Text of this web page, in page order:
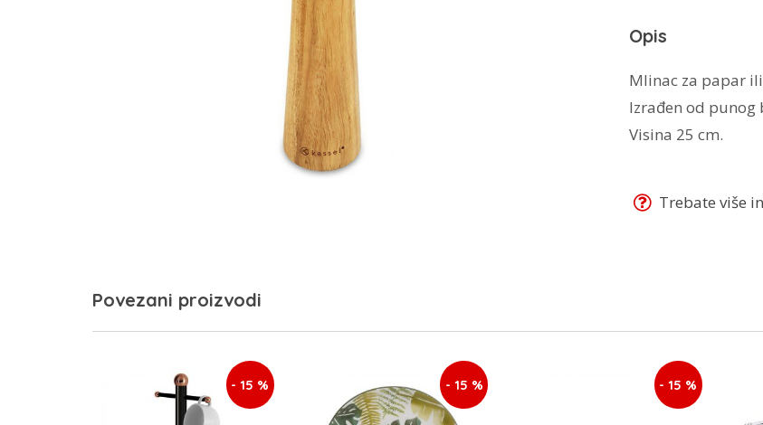
količina
Opis
Mlinac za papar
Izrađen od punog
Visina 25 cm.
Trebate više
Povezani proizvodi
- 15 % - 15 % - 15 %